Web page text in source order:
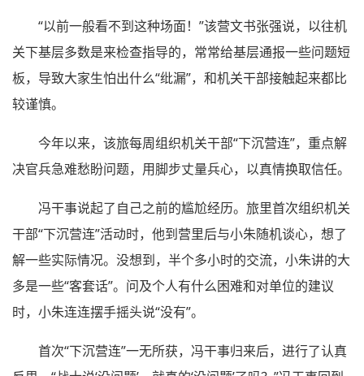
“以前一般看不到这种场面！”该营文书张强说，以往机
关下基层多数是来检查指导的，常常给基层通报一些问题短
板，导致大家生怕出什么“纰漏”，和机关干部接触起来都比
较谨慎。
今年以来，该旅每周组织机关干部“下沉营连”，重点解
决官兵急难愁盼问题，用脚步丈量兵心，以真情换取信任。
冯干事说起了自己之前的尴尬经历。旅里首次组织机关
干部“下沉营连”活动时，他到营里后与小朱随机谈心，想了
解一些实际情况。没想到，半个多小时的交流，小朱讲的大
多是一些“客套话”。问及个人有什么困难和对单位的建议
时，小朱连连摆手摇头说“没有”。
首次“下沉营连”一无所获，冯干事归来后，进行了认真